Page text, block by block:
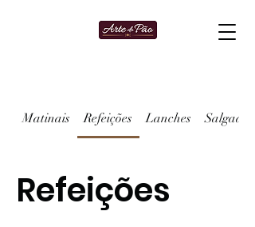
Matinais Refeições Lanches Salgados
Refeições